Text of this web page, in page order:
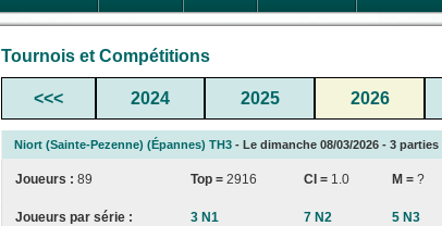
Tournois et Compétitions
<<< 2024 2025 2026
Niort (Sainte-Pezenne) (Épannes) TH3 - Le dimanche 08/03/2026 - 3 parties
Joueurs : 89 Top = 2916 CI = 1.0 M = ?
Joueurs par série : 3 N1 7 N2 5 N3